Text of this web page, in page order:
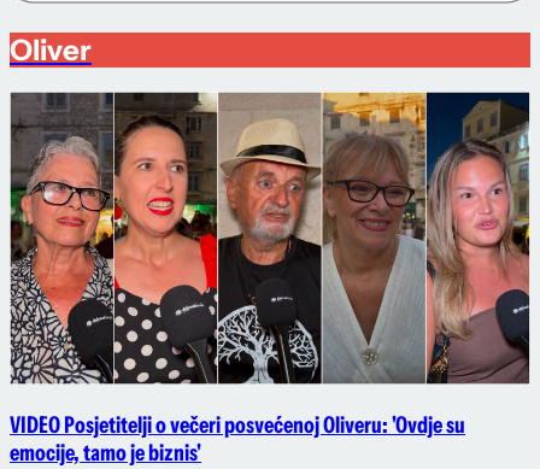
Oliver
VIDEO Posjetitelji o večeri posvećenoj Oliveru: 'Ovdje su
emocije, tamo je biznis'